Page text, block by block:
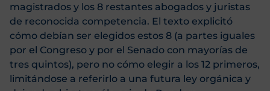
magistrados y los 8 restantes abogados y juristas
de reconocida competencia. El texto explicitó
cómo debían ser elegidos estos 8 (a partes iguales
por el Congreso y por el Senado con mayorías de
tres quintos), pero no cómo elegir a los 12 primeros,
limitándose a referirlo a una futura ley orgánica y